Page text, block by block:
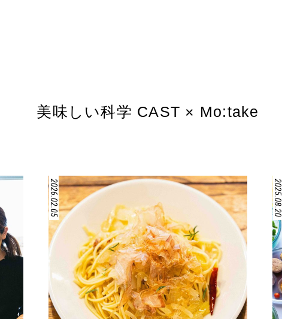
美味しい科学 CAST × Mo:take
2026.02.05